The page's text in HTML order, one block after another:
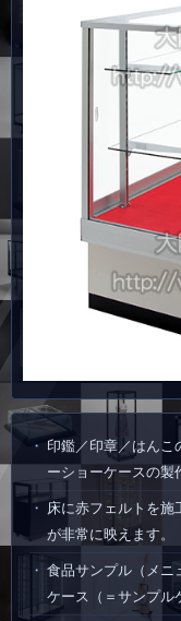
印鑑／印章／はんこ
ーショーケースの製
床に赤フェルトを施
が非常に映えます。
食品サンプル（メニ
ケース（＝サンプル